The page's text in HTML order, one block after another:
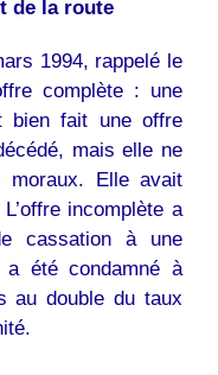
de la route
1994, rappelé le
complète : une
bien fait une offre
mais elle ne
moraux. Elle avait
incomplète a
cassation à une
a été condamné à
au double du taux